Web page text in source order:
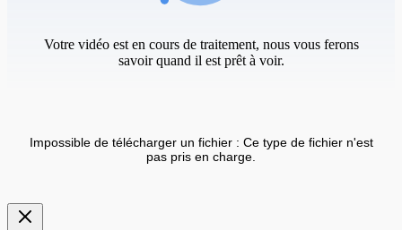
Votre vidéo est en cours de traitement, nous vous ferons
savoir quand il est prêt à voir.
Impossible de télécharger un fichier : Ce type de fichier n'est
pas pris en charge.